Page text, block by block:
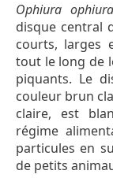
Ophiura ophiura
disque central
courts, larges
tout le long de
piquants. Le
couleur brun
claire, est
régime
particules en
de petits